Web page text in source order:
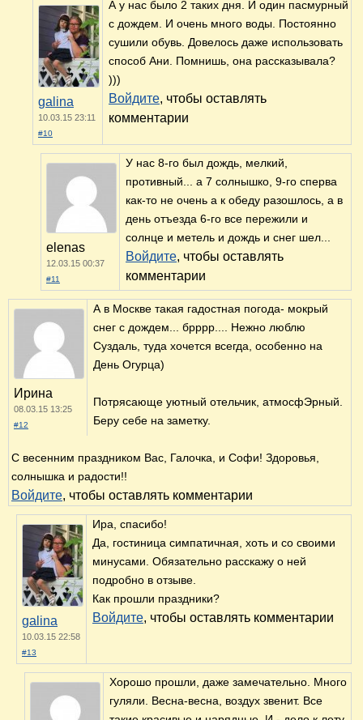
galina
10.03.15 23:11
#10
А у нас было 2 таких дня. И один пасмурный
с дождем. И очень много воды. Постоянно
сушили обувь. Довелось даже использовать
способ Ани. Помнишь, она рассказывала?
)))
Войдите, чтобы оставлять
комментарии
elenas
12.03.15 00:37
#11
У нас 8-го был дождь, мелкий,
противный... а 7 солнышко, 9-го сперва
как-то не очень а к обеду разошлось, а в
день отъезда 6-го все пережили и
солнце и метель и дождь и снег шел...
Войдите, чтобы оставлять
комментарии
Ирина
08.03.15 13:25
#12
А в Москве такая гадостная погода- мокрый
снег с дождем... брррр.... Нежно люблю
Суздаль, туда хочется всегда, особенно на
День Огурца)
Потрясающе уютный отельчик, атмосфЭрный.
Беру себе на заметку.
С весенним праздником Вас, Галочка, и Софи! Здоровья,
солнышка и радости!!
Войдите, чтобы оставлять комментарии
galina
10.03.15 22:58
#13
Ира, спасибо!
Да, гостиница симпатичная, хоть и со своими
минусами. Обязательно расскажу о ней
подробно в отзыве.
Как прошли праздники?
Войдите, чтобы оставлять комментарии
Хорошо прошли, даже замечательно. Много
гуляли. Весна-весна, воздух звенит. Все